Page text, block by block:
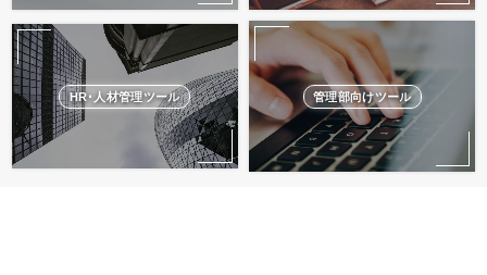
HR･人材管理ツール 管理部向けツール